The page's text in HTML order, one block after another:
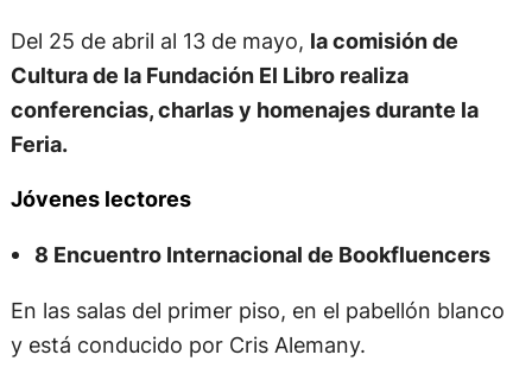
Del 25 de abril al 13 de mayo, la comisión de
Cultura de la Fundación El Libro realiza
conferencias, charlas y homenajes durante la
Feria.
Jóvenes lectores
8 Encuentro Internacional de Bookfluencers
En las salas del primer piso, en el pabellón blanco
y está conducido por Cris Alemany.